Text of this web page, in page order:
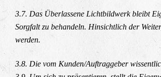
3.7. Das Überlassene Lichtbildwerk bleibt
Sorgfalt zu behandeln. Hinsichtlich der
werden.
3.8. Die vom Kunden/Auftraggeber